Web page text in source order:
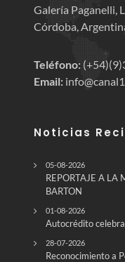
Galería Paganelli,
Córdoba,
Teléfono:
Email:
Noticias
05-08-2026
REPORTAJE A LA
BARTON
01-08-2026
Autocrédito
28-07-2026
Reconocimiento a